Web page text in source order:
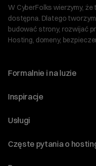
W CyberFolks wierzymy,
dostępna. Dlatego
budować strony, rozwijać
Hosting, domeny,
Formalnie i na luzie
O nas
Program Korzyści dla
Regulaminy i specyfikacje
Inspiracje
Blog
WordPress
Usługi
Domeny
Częste pytania o
Jak przenieść stronę?